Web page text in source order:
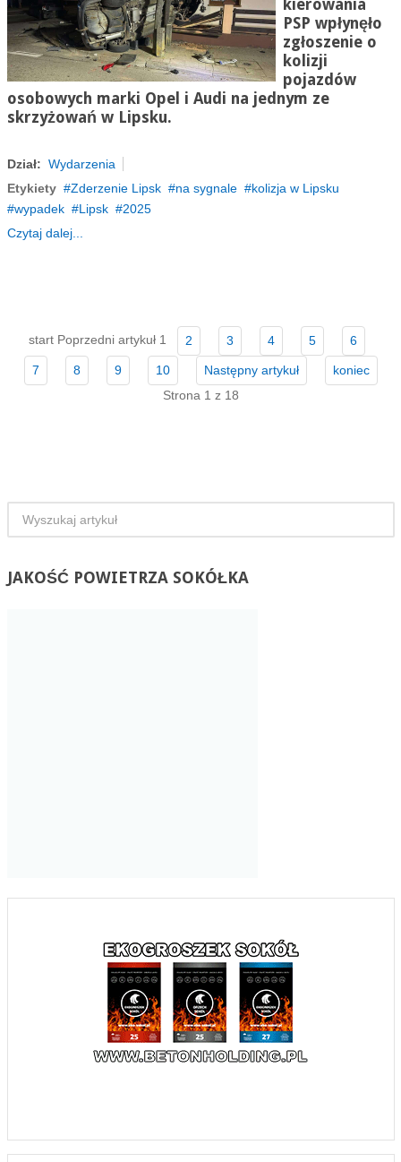
kierowania
PSP wpłynęło
zgłoszenie o
kolizji
pojazdów
osobowych marki Opel i Audi na jednym ze
skrzyżowań w Lipsku.
Dział: Wydarzenia
Etykiety
Zderzenie Lipsk na sygnale
kolizja w Lipsku
wypadek
Lipsk
2025
Czytaj dalej...
start Poprzedni artykuł 1 2 3 4 5 6
7 8 9 10 Następny artykuł
koniec
Strona 1 z 18
JAKOŚĆPOWIETRZA SOKÓŁKA